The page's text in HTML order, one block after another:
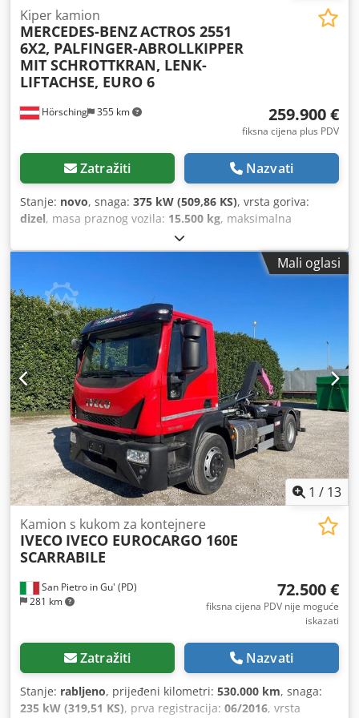
Hörsching 355 km
Kiper kamion
MERCEDES-BENZACTROS 2551
6X2, PALFINGER-ABROLLKIPPER
MIT SCHROTTKRAN, LENK-
LIFTACHSE, EURO 6
259.900 €
fiksna cijena plus PDV
Zatražiti Nazvati
Stanje: novo, snaga: 375 kW (509,86 KS), vrsta goriva:
dizel, masa praznog vozila: 15.500 kg, maksimalna
, ukupna masa:
gume:315/80 R 22.5, konfiguracija osovina:3 osovine,
retarder
vozačeva kabina:
automatski, emisijska klasa:
sjedala:2, broj kreveta: 1, Oprema:ABS, blokada
diferencijala, dizalica, grijač za parkiranje, klima uređaj,
komprimirani zračni kočioni sustav, maglenke,
navigacijski sustav, računalo na vozilu, registracija
kamiona, središnje zaključavanje, tempomat,
Mali oglasi
1 / 13
San Pietro in Gu' (PD)
281 km
Kamion s kukom za kontejnere
IVECO IVECO EUROCARGO 160E
SCARRABILE
72.500 €
fiksna cijena PDV nije moguće
iskazati
Zatražiti Nazvati
Stanje: rabljeno, prijeđeni kilometri: 530.000 km, snaga:
235 kW (319,51 KS), prva registracija: 06/2016, vrsta